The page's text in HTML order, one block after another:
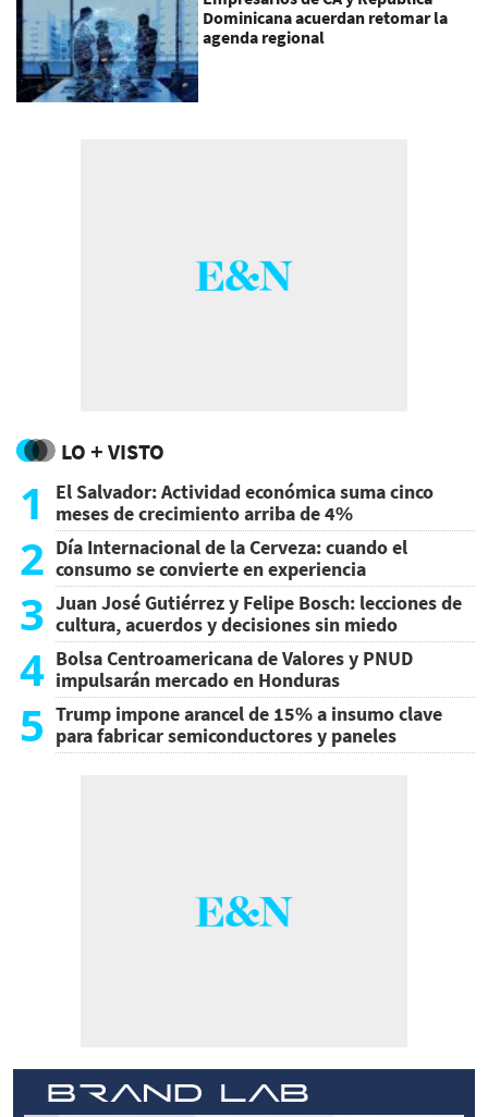
Dominicana acuerdan retomar la
agenda regional
LO + VISTO
1
El Salvador: Actividad económica suma cinco
meses de crecimiento arriba de 4%
2 Día Internacional de la Cerveza: cuando el
consumo se convierte en experiencia
3 Juan José Gutiérrez y Felipe Bosch: lecciones de
cultura, acuerdos y decisiones sin miedo
4 Bolsa Centroamericana de Valores y PNUD
impulsarán mercado en Honduras
5 Trump impone arancel de 15% a insumo clave
para fabricar semiconductores y paneles